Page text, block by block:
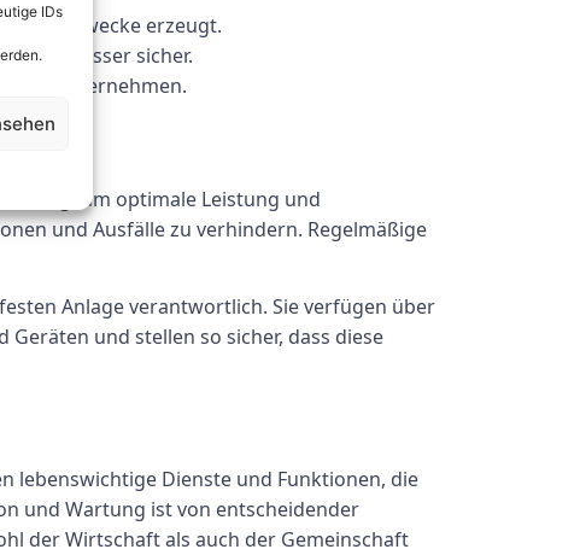
IDs
Zwecke erzeugt.
Trinkwasser sicher.
und Unternehmen.
um optimale Leistung und
und Ausfälle zu verhindern. Regelmäßige
Anlage verantwortlich. Sie verfügen über
und stellen so sicher, dass diese
lebenswichtige Dienste und Funktionen, die
und Wartung ist von entscheidender
der Wirtschaft als auch der Gemeinschaft